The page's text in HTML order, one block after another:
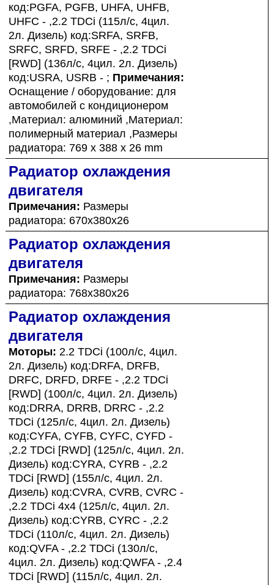
код:PGFA, PGFB, UHFA, UHFB,
UHFC - ,2.2 TDCi (115л/с, 4цил.
2л. Дизель) код:SRFA, SRFB,
SRFC, SRFD, SRFE - ,2.2 TDCi
[RWD] (136л/с, 4цил. 2л. Дизель)
код:USRA, USRB - ; Примечания:
Оснащение / оборудование: для
автомобилей с кондиционером
,Материал: алюминий ,Материал:
полимерный материал ,Размеры
радиатора: 769 x 388 x 26 mm
Радиатор охлаждения
двигателя
Примечания: Размеры
радиатора: 670x380x26
Радиатор охлаждения
двигателя
Примечания: Размеры
радиатора: 768x380x26
Радиатор охлаждения
двигателя
Моторы: 2.2 TDCi (100л/с, 4цил.
2л. Дизель) код:DRFA, DRFB,
DRFC, DRFD, DRFE - ,2.2 TDCi
[RWD] (100л/с, 4цил. 2л. Дизель)
код:DRRA, DRRB, DRRC - ,2.2
TDCi (125л/с, 4цил. 2л. Дизель)
код:CYFA, CYFB, CYFC, CYFD -
,2.2 TDCi [RWD] (125л/с, 4цил. 2л.
Дизель) код:CYRA, CYRB - ,2.2
TDCi [RWD] (155л/с, 4цил. 2л.
Дизель) код:CVRA, CVRB, CVRC -
,2.2 TDCi 4x4 (125л/с, 4цил. 2л.
Дизель) код:CYRB, CYRC - ,2.2
TDCi (110л/с, 4цил. 2л. Дизель)
код:QVFA - ,2.2 TDCi (130л/с,
4цил. 2л. Дизель) код:QWFA - ,2.4
TDCi [RWD] (115л/с, 4цил. 2л.